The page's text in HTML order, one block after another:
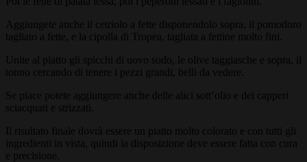
Aggiungete anche il cetriolo a fette disponendolo sopra, il pomodoro
tagliato a fette, e la cipolla di Tropea, tagliata a fettine molto fini.
Unite al piatto gli spicchi di uovo sodo, le olive taggiasche e sopra, il
tonno cercando di tenere i pezzi grandi, belli da vedere.
Se piace potete aggiungere anche delle alici sott’olio e dei capperi
sciacquati e strizzati.
Il risultato finale dovrà essere un piatto molto colorato e con tutti gli
ingredienti in vista, quindi la disposizione deve essere fatta con cura
e precisione.